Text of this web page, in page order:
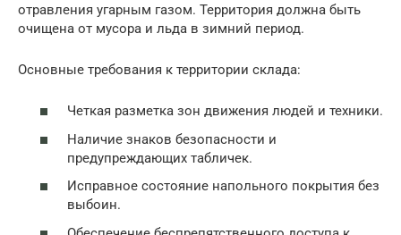
отравления угарным газом. Территория должна быть
очищена от мусора и льда в зимний период.
Основные требования к территории склада:
Четкая разметка зон движения людей и техники.
Наличие знаков безопасности и
предупреждающих табличек.
Исправное состояние напольного покрытия без
выбоин.